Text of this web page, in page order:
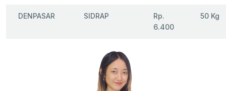
DENPASAR SIDRAP
Rp.
6.400
50 Kg